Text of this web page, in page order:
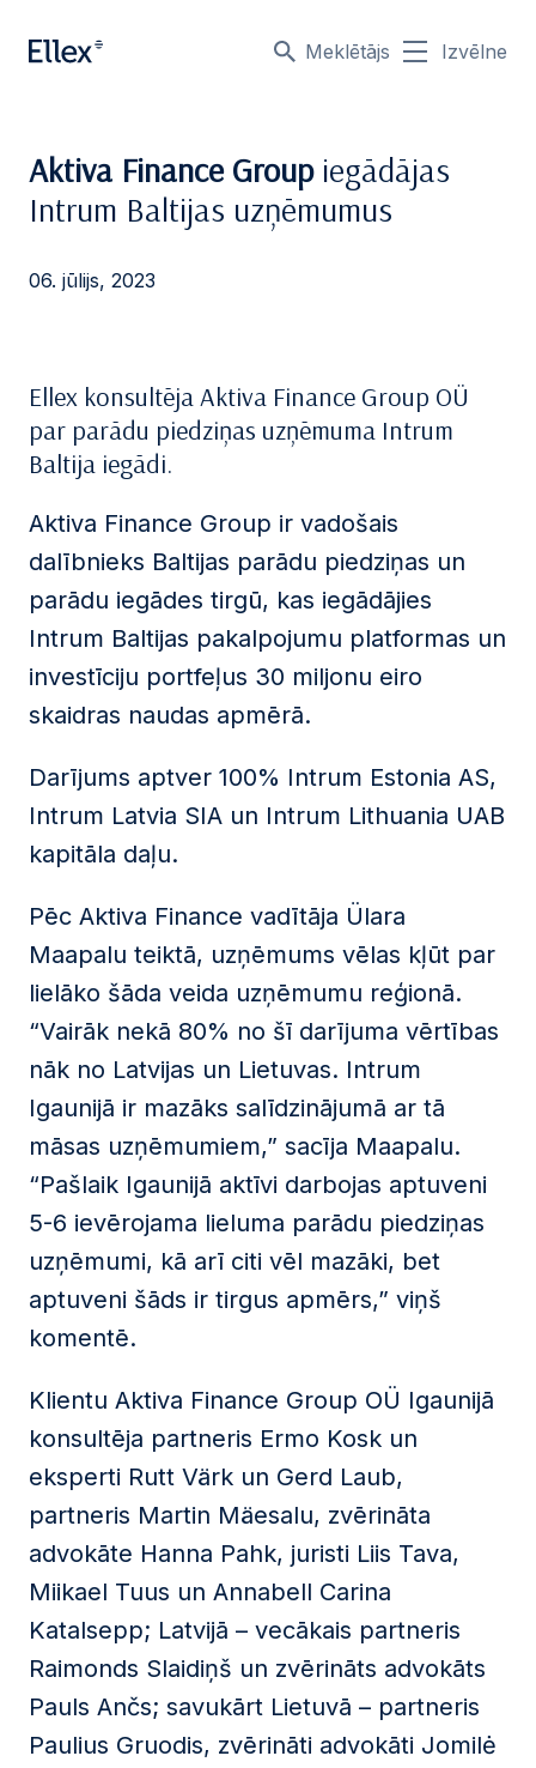
Meklētājs Izvēlne
Aktiva Finance Group iegādājas
Intrum Baltijas uzņēmumus
06. jūlijs, 2023
Ellex konsultēja Aktiva Finance Group OÜ
par parādu piedziņas uzņēmuma Intrum
Baltija iegādi.
Aktiva Finance Group ir vadošais
dalībnieks Baltijas parādu piedziņas un
parādu iegādes tirgū, kas iegādājies
Intrum Baltijas pakalpojumu platformas un
investīciju portfeļus 30 miljonu eiro
skaidras naudas apmērā.
Darījums aptver 100% Intrum Estonia AS,
Intrum Latvia SIA un Intrum Lithuania UAB
kapitāla daļu.
Pēc Aktiva Finance vadītāja Ülara
Maapalu teiktā, uzņēmums vēlas kļūt par
lielāko šāda veida uzņēmumu reģionā.
“Vairāk nekā 80% no šī darījuma vērtības
nāk no Latvijas un Lietuvas. Intrum
Igaunijā ir mazāks salīdzinājumā ar tā
māsas uzņēmumiem,” sacīja Maapalu.
“Pašlaik Igaunijā aktīvi darbojas aptuveni
5-6 ievērojama lieluma parādu piedziņas
uzņēmumi, kā arī citi vēl mazāki, bet
aptuveni šāds ir tirgus apmērs,” viņš
komentē.
Klientu Aktiva Finance Group OÜ Igaunijā
konsultēja partneris Ermo Kosk un
eksperti Rutt Värk un Gerd Laub,
partneris Martin Mäesalu, zvērināta
advokāte Hanna Pahk, juristi Liis Tava,
Miikael Tuus un Annabell Carina
Katalsepp; Latvijā – vecākais partneris
Raimonds Slaidiņš un zvērināts advokāts
Pauls Ančs; savukārt Lietuvā – partneris
Paulius Gruodis, zvērināti advokāti Jomilė